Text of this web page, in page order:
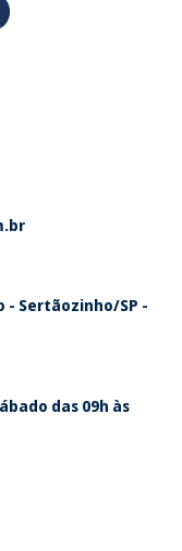
- Sertãozinho/SP -
das 09h às